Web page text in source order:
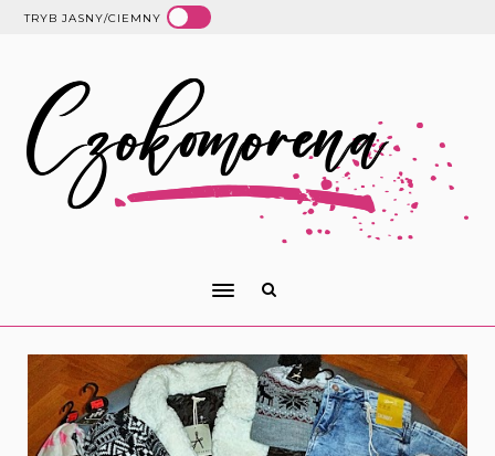
TRYB JASNY/CIEMNY